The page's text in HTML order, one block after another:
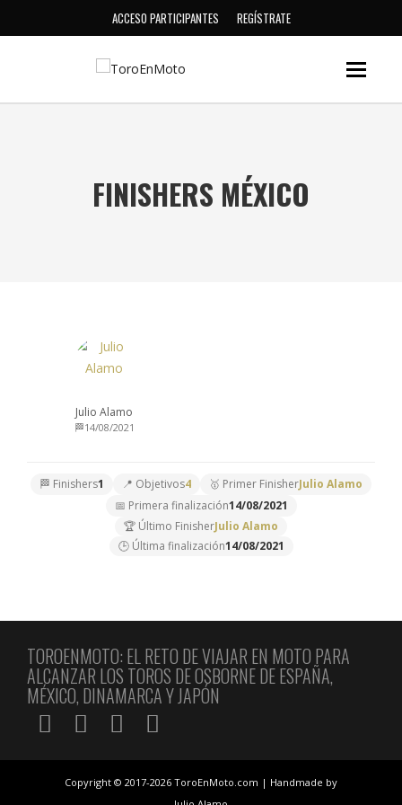
ACCESO PARTICIPANTES REGÍSTRATE
FINISHERS MÉXICO
Julio Alamo
🏁14/08/2021
🏁 Finishers1 📍 Objetivos4 🥇 Primer FinisherJulio Alamo
📅 Primera finalización14/08/2021
🏆 Último FinisherJulio Alamo
🕒 Última finalización14/08/2021
TOROENMOTO: EL RETO DE VIAJAR EN MOTO PARA
ALCANZAR LOS TOROS DE OSBORNE DE ESPAÑA,
MÉXICO, DINAMARCA Y JAPÓN
Copyright © 2017-2026 ToroEnMoto.com | Handmade by